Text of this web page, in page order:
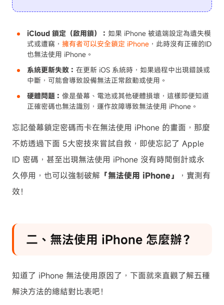
iCloud 鎖定（啟用鎖）： 如果 iPhone 被遠端設定為遺失模
式或遭竊， 擁有者可以安全鎖定 iPhone ，此時沒有正確的ID
也無法使用 iPhone。
系統更新失敗： 在更新 iOS 系統時，如果過程中出現錯誤或
中斷，可能會導致設備無法正常啟動或使用。
硬體問題： 像是螢幕、電池或其他硬體損壞，這樣即便知道
正確密碼也無法識別，運作故障導致無法使用 iPhone。
忘記螢幕鎖定密碼而卡在無法使用 iPhone 的畫面，那麼
不妨透過下面 5大密技來嘗試自救，即使忘記了 Apple
ID 密碼，甚至出現無法使用 iPhone 沒有時間倒計或永
久停用，也可以強制破解 「無法使用 iPhone」
，實測有
效！
二、無法使用 iPhone 怎麼辦？
知道了 iPhone 無法使用原因了，下面就來直觀了解五種
解決方法的總結對比表吧！